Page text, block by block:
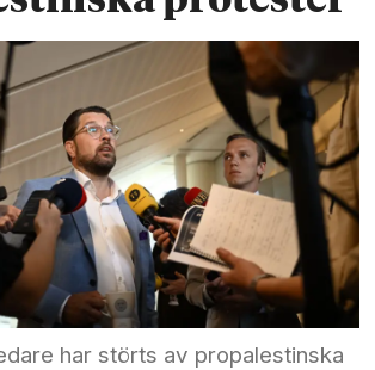
har störts av propalestinska